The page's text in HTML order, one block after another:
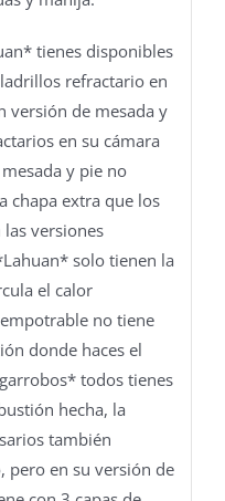
tienes disponibles
refractario en
versión de mesada y
en su cámara
y pie no
chapa extra que los
versiones
solo tienen la
el calor
no tiene
donde haces el
todos tienes
hecha, la
también
pero en su versión de